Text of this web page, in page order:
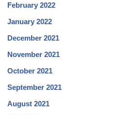
February 2022
January 2022
December 2021
November 2021
October 2021
September 2021
August 2021